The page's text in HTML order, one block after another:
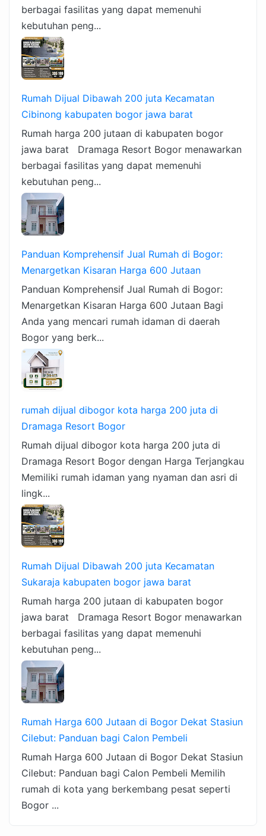
berbagai fasilitas yang dapat memenuhi
kebutuhan peng...
Rumah Dijual Dibawah 200 juta Kecamatan
Cibinong kabupaten bogor jawa barat
Rumah harga 200 jutaan di kabupaten bogor
jawa barat Dramaga Resort Bogor menawarkan
berbagai fasilitas yang dapat memenuhi
kebutuhan peng...
Panduan Komprehensif Jual Rumah di Bogor:
Menargetkan Kisaran Harga 600 Jutaan
Panduan Komprehensif Jual Rumah di Bogor:
Menargetkan Kisaran Harga 600 Jutaan Bagi
Anda yang mencari rumah idaman di daerah
Bogor yang berk...
rumah dijual dibogor kota harga 200 juta di
Dramaga Resort Bogor
Rumah dijual dibogor kota harga 200 juta di
Dramaga Resort Bogor dengan Harga Terjangkau
Memiliki rumah idaman yang nyaman dan asri di
lingk...
Rumah Dijual Dibawah 200 juta Kecamatan
Sukaraja kabupaten bogor jawa barat
Rumah harga 200 jutaan di kabupaten bogor
jawa barat Dramaga Resort Bogor menawarkan
berbagai fasilitas yang dapat memenuhi
kebutuhan peng...
Rumah Harga 600 Jutaan di Bogor Dekat Stasiun
Cilebut: Panduan bagi Calon Pembeli
Rumah Harga 600 Jutaan di Bogor Dekat Stasiun
Cilebut: Panduan bagi Calon Pembeli Memilih
rumah di kota yang berkembang pesat seperti
Bogor ...